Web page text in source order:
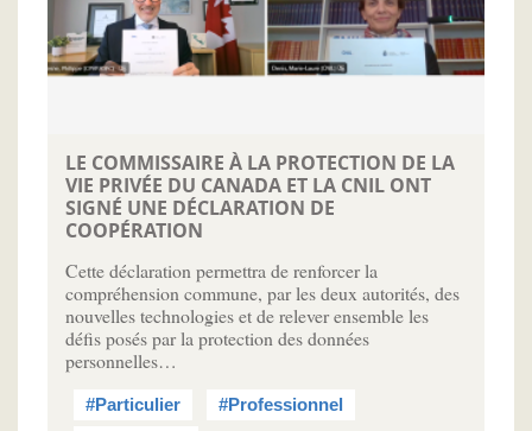
LE COMMISSAIRE À LA PROTECTION DE LA
VIE PRIVÉE DU CANADA ET LA CNIL ONT
SIGNÉ UNE DÉCLARATION DE
COOPÉRATION
Cette déclaration permettra de renforcer la
compréhension commune, par les deux autorités, des
nouvelles technologies et de relever ensemble les
défis posés par la protection des données
personnelles…
#Particulier
#Professionnel